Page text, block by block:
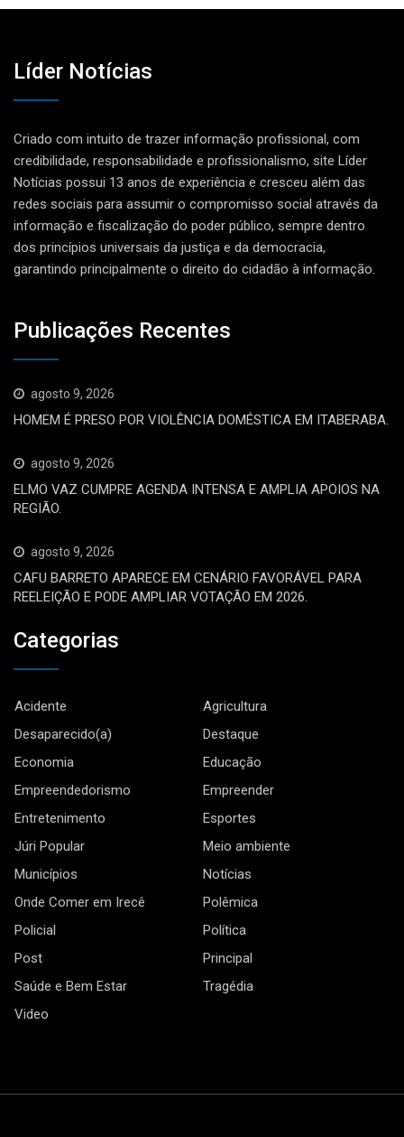
Líder Notícias
Criado com intuito de trazer informação profissional, com
credibilidade, responsabilidade e profissionalismo, site Líder
Notícias possui 13 anos de experiência e cresceu além das
redes sociais para assumir o compromisso social através da
informação e fiscalização do poder público, sempre dentro
dos princípios universais da justiça e da democracia,
garantindo principalmente o direito do cidadão à informação.
Publicações Recentes
agosto 9, 2026
HOMEM É PRESO POR VIOLÊNCIA DOMÉSTICA EM ITABERABA.
agosto 9, 2026
ELMO VAZ CUMPRE AGENDA INTENSA E AMPLIA APOIOS NA
REGIÃO.
agosto 9, 2026
CAFU BARRETO APARECE EM CENÁRIO FAVORÁVEL PARA
REELEIÇÃO E PODE AMPLIAR VOTAÇÃO EM 2026.
Categorias
Acidente
Agricultura
Desaparecido(a)
Destaque
Economia
Educação
Empreendedorismo
Empreender
Entretenimento
Esportes
Júri Popular
Meio ambiente
Municípios
Notícias
Onde Comer em Irecê
Polêmica
Policial
Política
Post
Principal
Saúde e Bem Estar
Tragédia
Video